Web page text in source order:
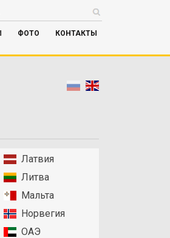
ФОТО КОНТАКТЫ
Латвия
Литва
Мальта
Норвегия
ОАЭ